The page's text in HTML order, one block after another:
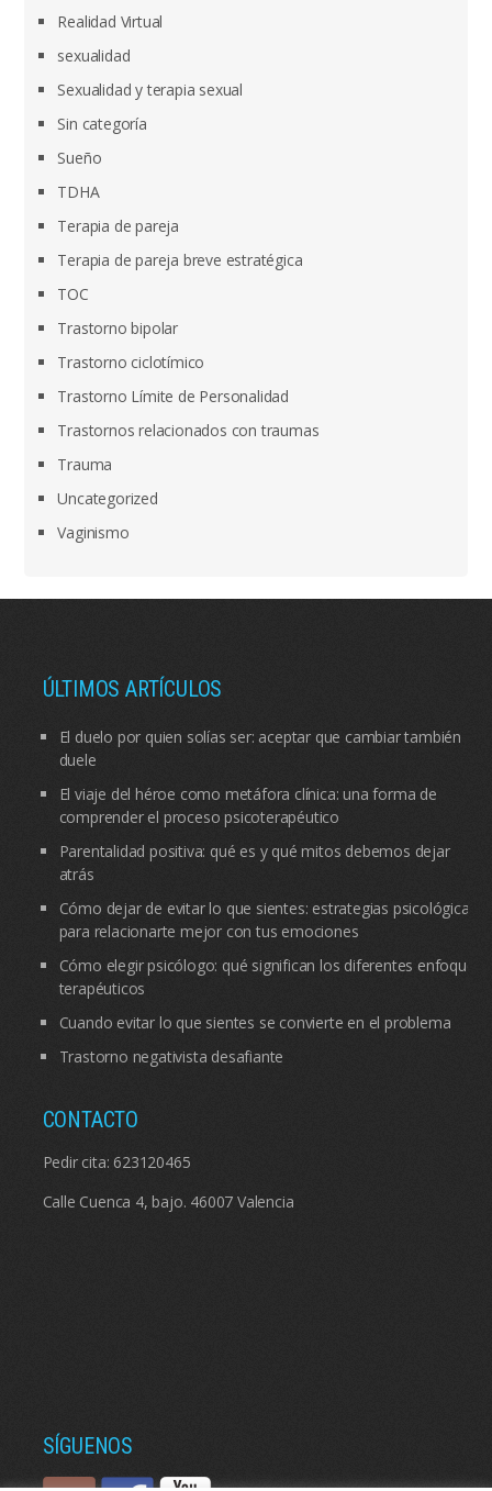
Realidad Virtual
sexualidad
Sexualidad y terapia sexual
Sin categoría
Sueño
TDHA
Terapia de pareja
Terapia de pareja breve estratégica
TOC
Trastorno bipolar
Trastorno ciclotímico
Trastorno Límite de Personalidad
Trastornos relacionados con traumas
Trauma
Uncategorized
Vaginismo
ÚLTIMOS ARTÍCULOS
El duelo por quien solías ser: aceptar que cambiar también
duele
El viaje del héroe como metáfora clínica: una forma de
comprender el proceso psicoterapéutico
Parentalidad positiva: qué es y qué mitos debemos dejar
atrás
Cómo dejar de evitar lo que sientes: estrategias psicológicas
para relacionarte mejor con tus emociones
Cómo elegir psicólogo: qué significan los diferentes enfoques
terapéuticos
Cuando evitar lo que sientes se convierte en el problema
Trastorno negativista desafiante
CONTACTO
Pedir cita: 623120465
Calle Cuenca 4, bajo. 46007 Valencia
SÍGUENOS